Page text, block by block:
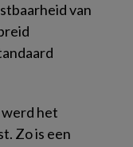
van
werd het
Zo is een